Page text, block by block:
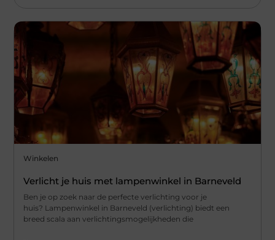
Winkelen
Verlicht je huis met lampenwinkel in Barneveld
Ben je op zoek naar de perfecte verlichting voor je
huis? Lampenwinkel in Barneveld (verlichting) biedt een
breed scala aan verlichtingsmogelijkheden die